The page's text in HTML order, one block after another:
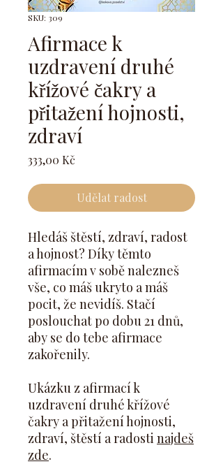
SKU: 309
Afirmace k
uzdravení druhé
křížové čakry a
přitažení hojnosti,
zdraví
333,00 Kč
Udělat radost
Hledáš štěstí, zdraví, radost
a hojnost? Díky těmto
afirmacím v sobě nalezneš
vše, co máš ukryto a máš
pocit, že nevidíš. Stačí
poslouchat po dobu 21 dnů,
aby se do tebe afirmace
zakořenily.
Ukázku z afirmací k
uzdravení druhé křížové
čakry a přitažení hojnosti,
zdraví, štěstí a radosti najdeš
zde.